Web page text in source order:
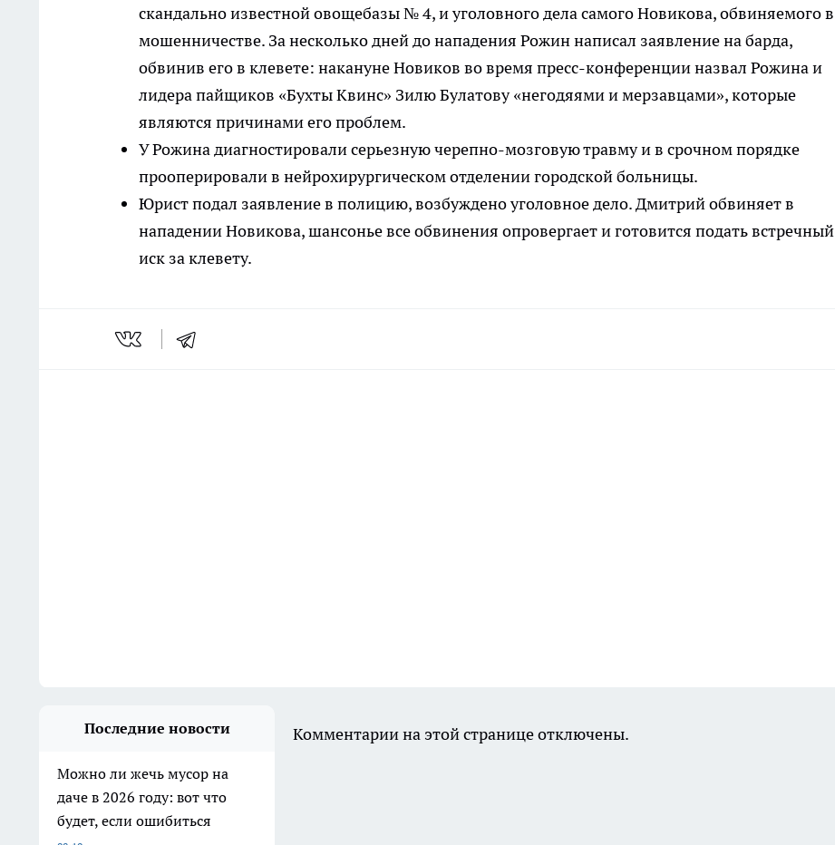
скандально известной овощебазы № 4, и уголовного дела самого Новикова, обвиняемого в
мошенничестве. За несколько дней до нападения Рожин написал заявление на барда,
обвинив его в клевете: накануне Новиков во время пресс-конференции назвал Рожина и
лидера пайщиков «Бухты Квинс» Зилю Булатову «негодяями и мерзавцами», которые
являются причинами его проблем.
У Рожина диагностировали серьезную черепно-мозговую травму и в срочном порядке
прооперировали в нейрохирургическом отделении городской больницы.
Юрист подал заявление в полицию, возбуждено уголовное дело. Дмитрий обвиняет в
нападении Новикова, шансонье все обвинения опровергает и готовится подать встречный
иск за клевету.
Последние новости
Можно ли жечь мусор на
даче в 2026 году: вот что
будет, если ошибиться
Комментарии на этой странице отключены.